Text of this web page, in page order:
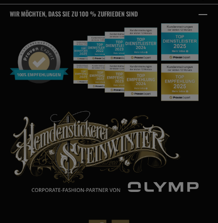
WIR MÖCHTEN, DASS SIE ZU 100 % ZUFRIEDEN SIND